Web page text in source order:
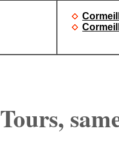
Tours,